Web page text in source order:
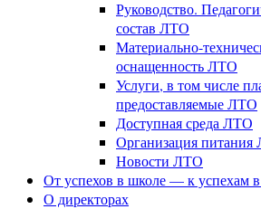
Руководство.
состав ЛТО
Материально-
оснащенность ЛТО
Услуги, в том числе
предоставляемые ЛТО
Доступная среда ЛТО
Организация
Новости ЛТО
От успехов в школе — к успехам
О директорах